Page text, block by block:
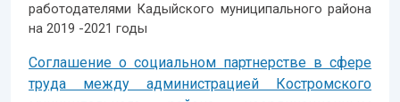
работодателями Кадыйского муниципального района
на 2019 -2021 годы
Соглашение о социальном партнерстве в сфере
труда между администрацией Костромского